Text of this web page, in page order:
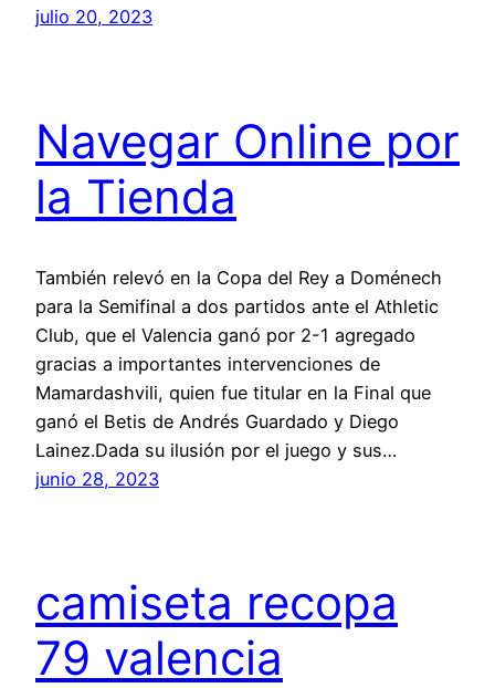
julio 20, 2023
Navegar Online por
la Tienda
También relevó en la Copa del Rey a Doménech
para la Semifinal a dos partidos ante el Athletic
Club, que el Valencia ganó por 2-1 agregado
gracias a importantes intervenciones de
Mamardashvili, quien fue titular en la Final que
ganó el Betis de Andrés Guardado y Diego
Lainez.Dada su ilusión por el juego y sus…
junio 28, 2023
camiseta recopa
79 valencia